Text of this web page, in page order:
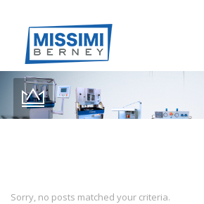
Sorry, no posts matched your criteria.